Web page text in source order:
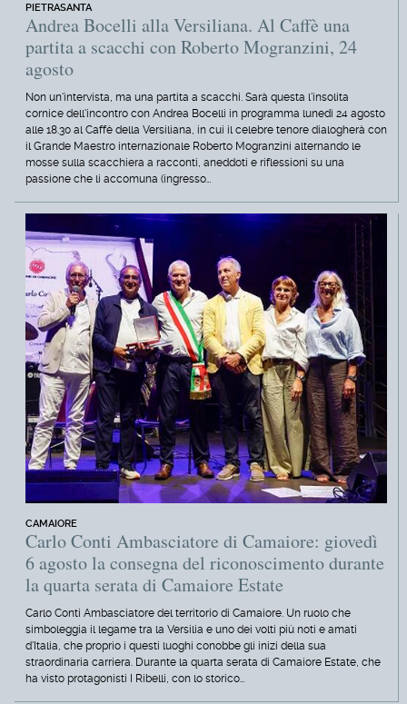
PIETRASANTA
Andrea Bocelli alla Versiliana. Al Caffè una
partita a scacchi con Roberto Mogranzini, 24
agosto
Non un'intervista, ma una partita a scacchi. Sarà questa l'insolita
cornice dell'incontro con Andrea Bocelli in programma lunedì 24 agosto
alle 18.30 al Caffè della Versiliana, in cui il celebre tenore dialogherà con
il Grande Maestro internazionale Roberto Mogranzini alternando le
mosse sulla scacchiera a racconti, aneddoti e riflessioni su una
passione che li accomuna (ingresso…
CAMAIORE
Carlo Conti Ambasciatore di Camaiore: giovedì
6 agosto la consegna del riconoscimento durante
la quarta serata di Camaiore Estate
Carlo Conti Ambasciatore del territorio di Camaiore. Un ruolo che
simboleggia il legame tra la Versilia e uno dei volti più noti e amati
d'Italia, che proprio i questi luoghi conobbe gli inizi della sua
straordinaria carriera. Durante la quarta serata di Camaiore Estate, che
ha visto protagonisti I Ribelli, con lo storico…